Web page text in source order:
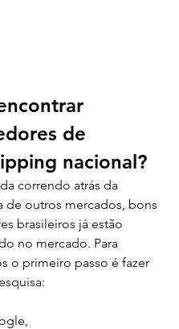
de
nacional?
correndo atrás da
de outros mercados, bons
brasileiros já estão
no mercado. Para
o primeiro passo é fazer